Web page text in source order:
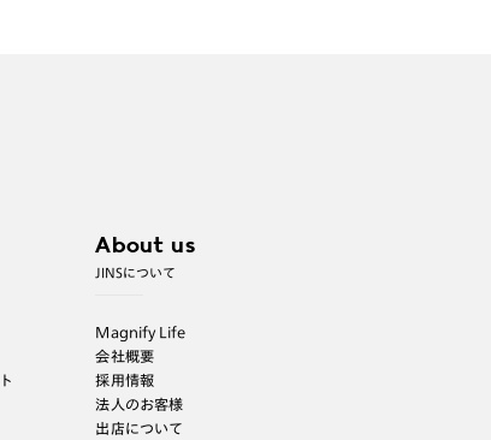
About us
JINSについて
Magnify Life
会社概要
採用情報
法人のお客様
出店について